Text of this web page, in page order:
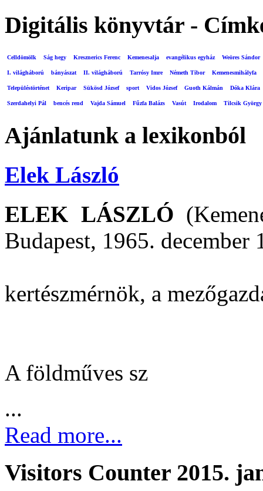
Digitális könyvtár -
Celldömölk Ság hegy Kresznerics Ferenc Kemenesalja evangélikus egyház Weöres Sándor
I. világháború bányászat II. világháború Tarrósy Imre Németh Tibor Kemenesmihályfa
Településtörténet Keripar Sükösd József sport Vidos József Guoth Kálmán Dóka Klára
Szerdahelyi Pál bencés rend Vajda Sámuel Fűzfa Balázs Vasút Irodalom Tilcsik György
Ajánlatunk a lexikonból
Elek László
ELEK LÁSZLÓ
Budapest, 1965. december
kertészmérnök, a
A földműves sz
...
Read more...
Visitors Counter 2015.